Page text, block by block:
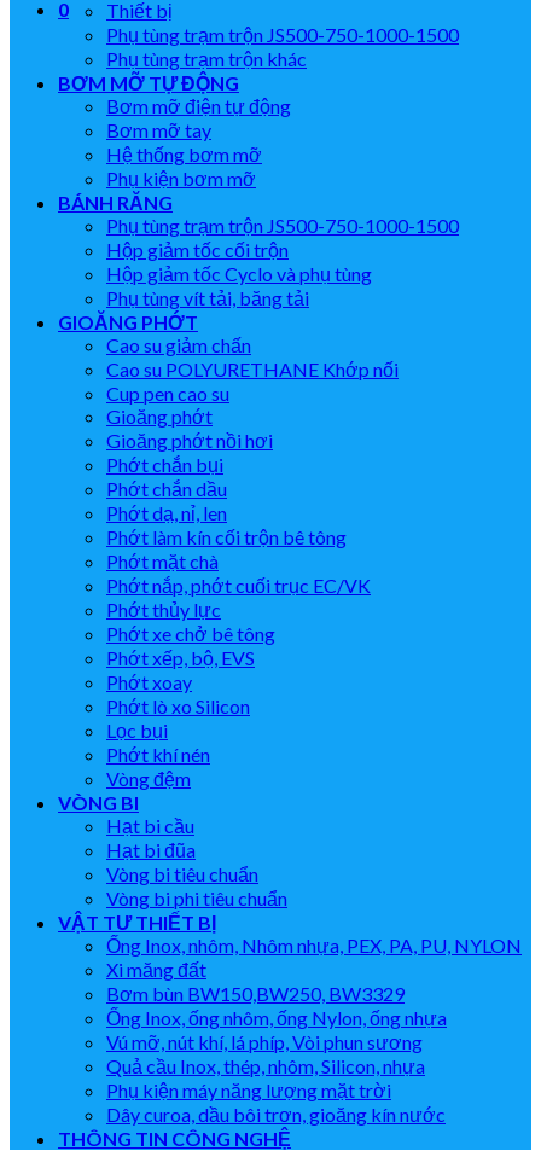
0
Thiết bị
Phụ tùng trạm trộn JS500-750-1000-1500
Phụ tùng trạm trộn khác
BƠM MỠ TỰ ĐỘNG
Bơm mỡ điện tự động
Bơm mỡ tay
Hệ thống bơm mỡ
Phụ kiện bơm mỡ
BÁNH RĂNG
Phụ tùng trạm trộn JS500-750-1000-1500
Hộp giảm tốc cối trộn
Hộp giảm tốc Cyclo và phụ tùng
Phụ tùng vít tải, băng tải
GIOĂNG PHỚT
Cao su giảm chấn
Cao su POLYURETHANE Khớp nối
Cup pen cao su
Gioăng phớt
Gioăng phớt nồi hơi
Phớt chắn bụi
Phớt chắn dầu
Phớt dạ, nỉ, len
Phớt làm kín cối trộn bê tông
Phớt mặt chà
Phớt nắp, phớt cuối trục EC/VK
Phớt thủy lực
Phớt xe chở bê tông
Phớt xếp, bộ, EVS
Phớt xoay
Phớt lò xo Silicon
Lọc bụi
Phớt khí nén
Vòng đệm
VÒNG BI
Hạt bi cầu
Hạt bi đũa
Vòng bi tiêu chuẩn
Vòng bi phi tiêu chuẩn
VẬT TƯ THIẾT BỊ
Ống Inox, nhôm, Nhôm nhựa, PEX, PA, PU, NYLON
Xi măng đất
Bơm bùn BW150,BW250, BW3329
Ống Inox, ống nhôm, ống Nylon, ống nhựa
Vú mỡ, nút khí, lá phíp, Vòi phun sương
Quả cầu Inox, thép, nhôm, Silicon, nhựa
Phụ kiện máy năng lượng mặt trời
Dây curoa, dầu bôi trơn, gioăng kín nước
THÔNG TIN CÔNG NGHỆ